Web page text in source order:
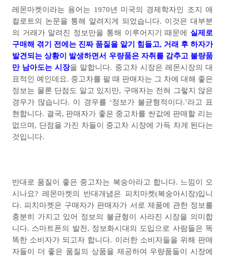
레몬마켓이라는 용어는 1970년 미국의 경제학자인 조지 애
컬로트의 논문을 통해 알려지게 되었습니다. 이것은 대부분
의 거래가 알려진 정보만을 통해 이루어지기 때문에 실제로
구매해 겪기 전에는 진짜 품질을 알기 힘들고, 거래 후 하자가
발견되는 상황이 발생하면서 우량품은 자취를 감추고 불량품
만 남아도는 시장을 말합니다. 중고차 시장은 레몬시장의 대
표적인 예인데요. 중고차를 팔 때 판매자는 그 차에 대해 좋은
정보는 물론 단점도 알고 있지만, 구매자는 전혀 그렇지 않은
경우가 많습니다. 이 경우를 ‘정보가 불균형적이다.’라고 표
현합니다. 결국, 판매자가 좋은 중고차를 싼값에 판매할 리는
없으며 , 단점을 가진 차들이 중고차 시장에 가득 차게 된다는
것입니다.
반대로 품질이 좋은 중고차는 복숭아라고 합니다. 느낌이 오
시나요? 레몬마켓의 반대개념은 피치마켓(복숭아시장)입니
다. 피치마켓은 구매자가 판매자가 서로 제품에 관한 정보를
충분히 가지고 있어 정보의 불균형이 사라진 시장을 의미합
니다. 스마트폰의 발전 , 정보화시대의 도입으로 사람들은 똑
똑한 소비자가 되고자 합니다. 이러한 소비자들을 위해 판매
자들이 더 좋은 품질의 상품을 제공하여 우량품들이 시장에